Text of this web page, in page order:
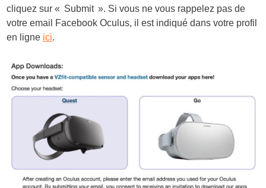
cliquez sur « Submit ». Si vous ne vous rappelez pas de
votre email Facebook Oculus, il est indiqué dans votre profil
en ligne ici.